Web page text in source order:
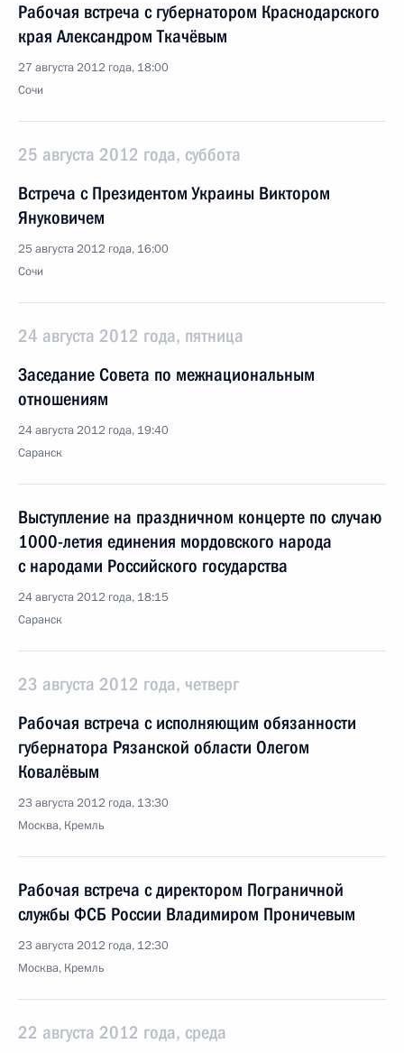
Рабочая встреча с губернатором Краснодарского
края Александром Ткачёвым
27 августа 2012 года, 18:00
Сочи
25 августа 2012 года, суббота
Встреча с Президентом Украины Виктором
Януковичем
25 августа 2012 года, 16:00
Сочи
24 августа 2012 года, пятница
Заседание Совета по межнациональным
отношениям
24 августа 2012 года, 19:40
Саранск
Выступление на праздничном концерте по случаю
1000-летия единения мордовского народа
с народами Российского государства
24 августа 2012 года, 18:15
Саранск
23 августа 2012 года, четверг
Рабочая встреча с исполняющим обязанности
губернатора Рязанской области Олегом
Ковалёвым
23 августа 2012 года, 13:30
Москва, Кремль
Рабочая встреча с директором Пограничной
службы ФСБ России Владимиром Проничевым
23 августа 2012 года, 12:30
Москва, Кремль
22 августа 2012 года, среда